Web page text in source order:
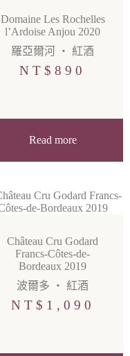
Domaine Les Rochelles
l’Ardoise Anjou 2020
羅亞爾河
・ 紅酒
NT$ 890
Read more
Château Cru Godard
Francs-Côtes-de-
Bordeaux 2019
波爾多 ・ 紅酒
NT$ 1,090